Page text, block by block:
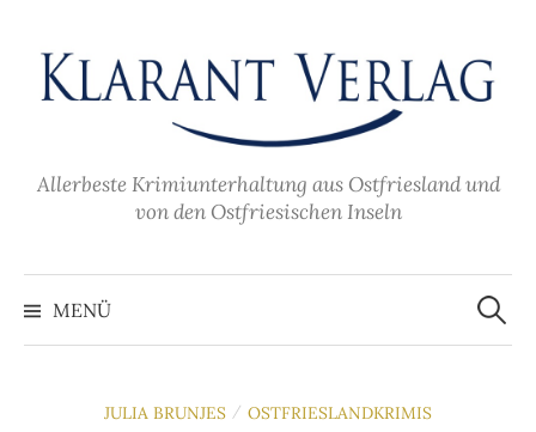
Inhalt
überspringen
Allerbeste Krimiunterhaltung aus Ostfriesland und
von den Ostfriesischen Inseln
MENÜ
Suche
nach:
JULIA BRUNJES / OSTFRIESLANDKRIMIS